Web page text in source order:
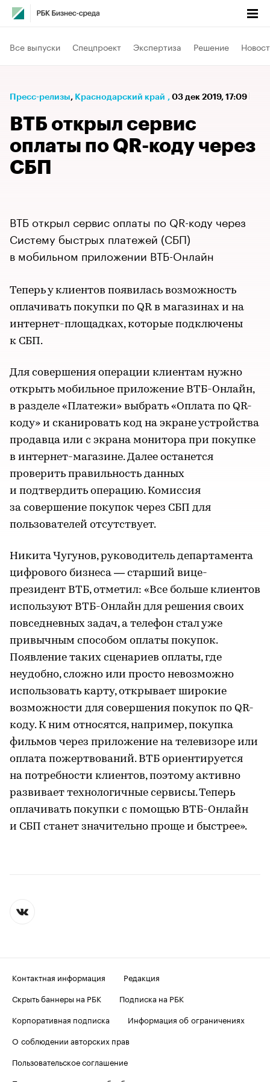
Все выпуски Спецпроект Экспертиза Решение
Пресс-релизы⁠, Краснодарский край , 03 дек 2019, 17:09
ВТБ открыл сервис
оплаты по QR-коду через
СБП
ВТБ открыл сервис оплаты по QR-коду через
Систему быстрых платежей (СБП)
в мобильном приложении ВТБ-Онлайн
Теперь у клиентов появилась возможность
оплачивать покупки по QR в магазинах и на
интернет-площадках, которые подключены
к СБП.
Для совершения операции клиентам нужно
открыть мобильное приложение ВТБ-Онлайн,
в разделе «Платежи» выбрать «Оплата по QR-
коду» и сканировать код на экране устройства
продавца или с экрана монитора при покупке
в интернет-магазине. Далее останется
проверить правильность данных
и подтвердить операцию. Комиссия
за совершение покупок через СБП для
пользователей отсутствует.
Никита Чугунов, руководитель департамента
цифрового бизнеса — старший вице-
президент ВТБ, отметил: «Все больше клиентов
используют ВТБ-Онлайн для решения своих
повседневных задач, а телефон стал уже
привычным способом оплаты покупок.
Появление таких сценариев оплаты, где
неудобно, сложно или просто невозможно
использовать карту, открывает широкие
возможности для совершения покупок по QR-
коду. К ним относятся, например, покупка
фильмов через приложение на телевизоре или
оплата пожертвований. ВТБ ориентируется
на потребности клиентов, поэтому активно
развивает технологичные сервисы. Теперь
оплачивать покупки с помощью ВТБ-Онлайн
и СБП станет значительно проще и быстрее».
Контактная информация
Редакция
Скрыть баннеры на РБК
Подписка на РБК
Корпоративная подписка
Информация об ограничениях
О соблюдении авторских прав
Пользовательское соглашение